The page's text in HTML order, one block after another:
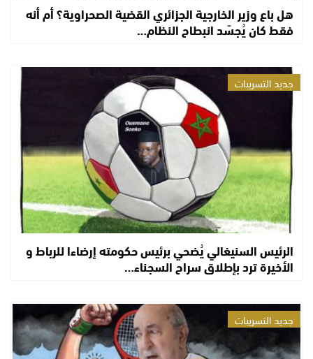
هل باع وزير الخارجية الجزائري القضية الصحراوية؟ أم أنه
فقط كان يُجسّد انبطاح النظام…
جديد التسريبات
الرئيس السنيغالي يُضحي برئيس حكومته إرضاءا للرباط و
الأخيرة ترد بإطلاق سراح السجناء…
جديد التسريبات